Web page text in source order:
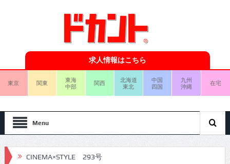
求人情報はこちら
東京 関東
東海
中部
関西
北海道
東北
中国
四国
九州
沖縄
在宅
Menu
CINEMA×STYLE 292号